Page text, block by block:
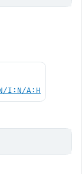
I:N/A:H